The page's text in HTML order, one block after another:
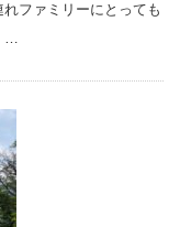
ファミリーにとっても
…